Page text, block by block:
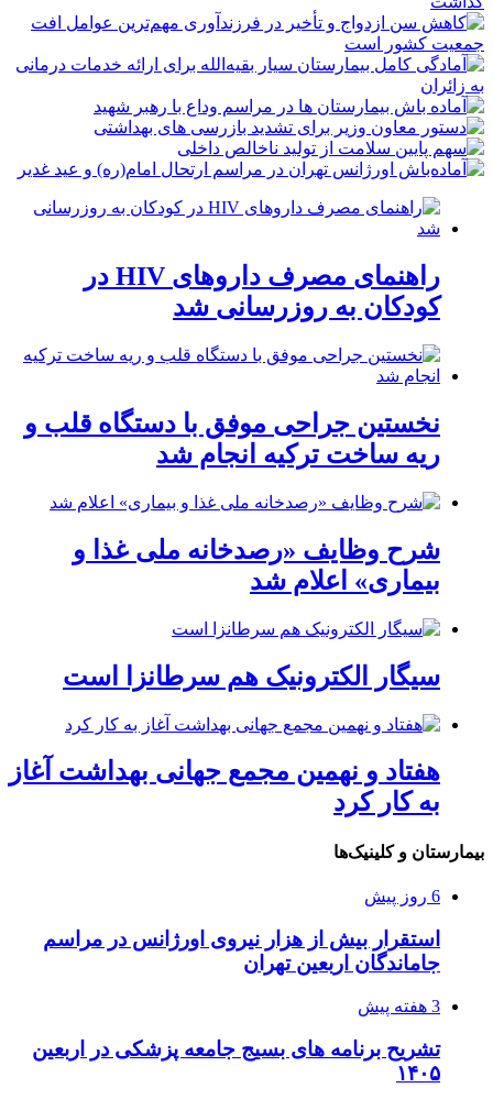
راهنمای مصرف داروهای HIV در
کودکان به روزرسانی شد
نخستین جراحی موفق با دستگاه قلب و
ریه ساخت ترکیه انجام شد
شرح وظایف «رصدخانه ملی غذا و
بیماری» اعلام شد
سیگار الکترونیک هم سرطانزا است
هفتاد و نهمین مجمع جهانی بهداشت آغاز
به کار کرد
و کلینیک‌ها
6 روز پیش
استقرار بیش از هزار نیروی اورژانس در مراسم
جاماندگان اربعین تهران
3 هفته پیش
تشریح برنامه های بسیج جامعه پزشکی در اربعین
۱۴۰۵